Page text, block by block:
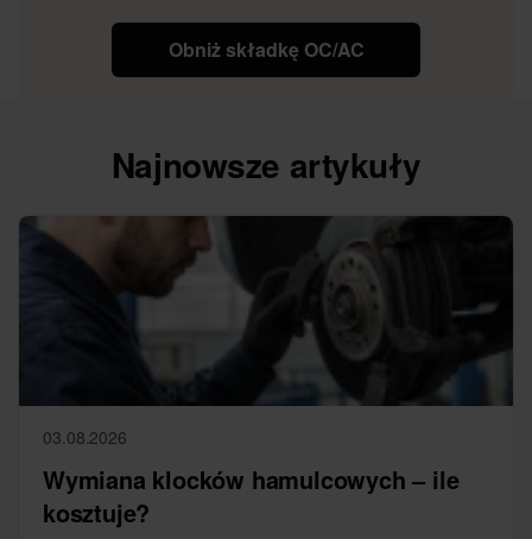
Obniż składkę OC/AC
Najnowsze artykuły
03.08.2026
Wymiana klocków hamulcowych – ile
kosztuje?